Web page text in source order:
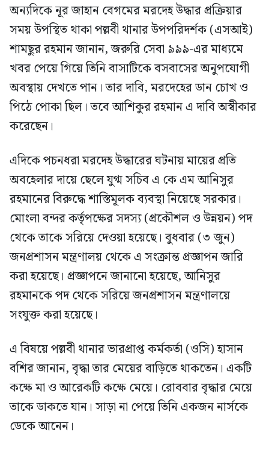
অন্যদিকে নূর জাহান বেগমের মরদেহ উদ্ধার প্রক্রিয়ার
সময় উপস্থিত থাকা পল্লবী থানার উপপরিদর্শক (এসআই)
শামছুর রহমান জানান, জরুরি সেবা ৯৯৯-এর মাধ্যমে
খবর পেয়ে গিয়ে তিনি বাসাটিকে বসবাসের অনুপযোগী
অবস্থায় দেখতে পান। তার দাবি, মরদেহের ডান চোখ ও
পিঠে পোকা ছিল। তবে আশিকুর রহমান এ দাবি অস্বীকার
করেছেন।
এদিকে পচনধরা মরদেহ উদ্ধারের ঘটনায় মায়ের প্রতি
অবহেলার দায়ে ছেলে যুগ্ম সচিব এ কে এম আনিসুর
রহমানের বিরুদ্ধে শাস্তিমূলক ব্যবস্থা নিয়েছে সরকার।
মোংলা বন্দর কর্তৃপক্ষের সদস্য (প্রকৌশল ও উন্নয়ন) পদ
থেকে তাকে সরিয়ে দেওয়া হয়েছে। বুধবার (৩ জুন)
জনপ্রশাসন মন্ত্রণালয় থেকে এ সংক্রান্ত প্রজ্ঞাপন জারি
করা হয়েছে। প্রজ্ঞাপনে জানানো হয়েছে, আনিসুর
রহমানকে পদ থেকে সরিয়ে জনপ্রশাসন মন্ত্রণালয়ে
সংযুক্ত করা হয়েছে।
এ বিষয়ে পল্লবী থানার ভারপ্রাপ্ত কর্মকর্তা (ওসি) হাসান
বশির জানান, বৃদ্ধা তার মেয়ের বাড়িতে থাকতেন। একটি
কক্ষে মা ও আরেকটি কক্ষে মেয়ে। রোববার বৃদ্ধার মেয়ে
তাকে ডাকতে যান। সাড়া না পেয়ে তিনি একজন নার্সকে
ডেকে আনেন।